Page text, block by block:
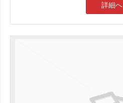
詳細へ